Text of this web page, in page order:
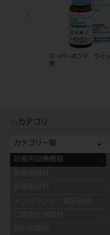
スーパーボンド クイ
液
カテゴリ
カテゴリ一覧
診療用設備機器